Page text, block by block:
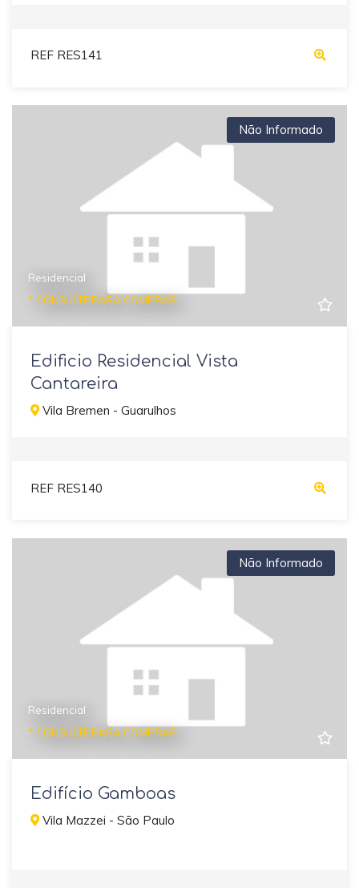
REF RES141
Não Informado
Residencial
* CONSULTE PARA COMPRAR
Edificio Residencial Vista
Cantareira
Vila Bremen - Guarulhos
REF RES140
Não Informado
Residencial
* CONSULTE PARA COMPRAR
Edifício Gamboas
Vila Mazzei - São Paulo